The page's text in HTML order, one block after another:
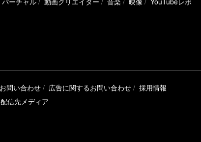
問い合わせ 広告に関するお問い合わせ
採用情報
信先メディア